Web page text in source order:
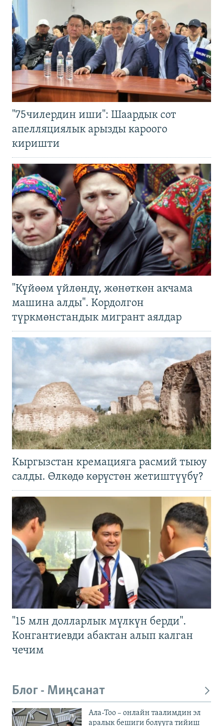
"75чилердин иши": Шаардык сот
апелляциялык арызды кароого
киришти
"Күйөөм үйлөндү, жөнөткөн акчама
машина алды". Кордолгон
түркмөнстандык мигрант аялдар
Кыргызстан кремацияга расмий тыюу
салды. Өлкөдө көрүстөн жетиштүүбү?
"15 млн долларлык мүлкүн берди".
Конгантиевди абактан алып калган
чечим
Блог - Миңсанат
Ала-Тоо – онлайн таалимдин эл
аралык бешиги болууга тийиш